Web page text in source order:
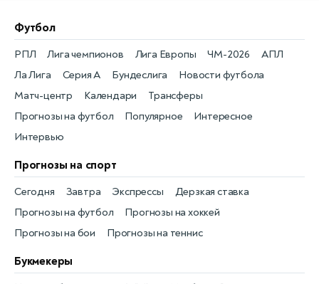
Футбол
Новости футбола
РПЛ
Матч-центр
Лига чемпионов
Календари
Лига Европы
Трансферы
ЧМ-2026
Прогнозы на футбол
АПЛ
Популярное
Ла Лига
Интересное
Серия А
Интервью
Бундеслига
Прогнозы на спорт
Прогнозы на футбол
Сегодня
Прогнозы на хоккей
Завтра
Прогнозы на бои
Экспрессы
Прогнозы на теннис
Дерзкая ставка
Букмекеры